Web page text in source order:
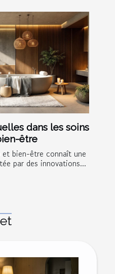
dans les soins
être
et bien-être connaît une
par des innovations...